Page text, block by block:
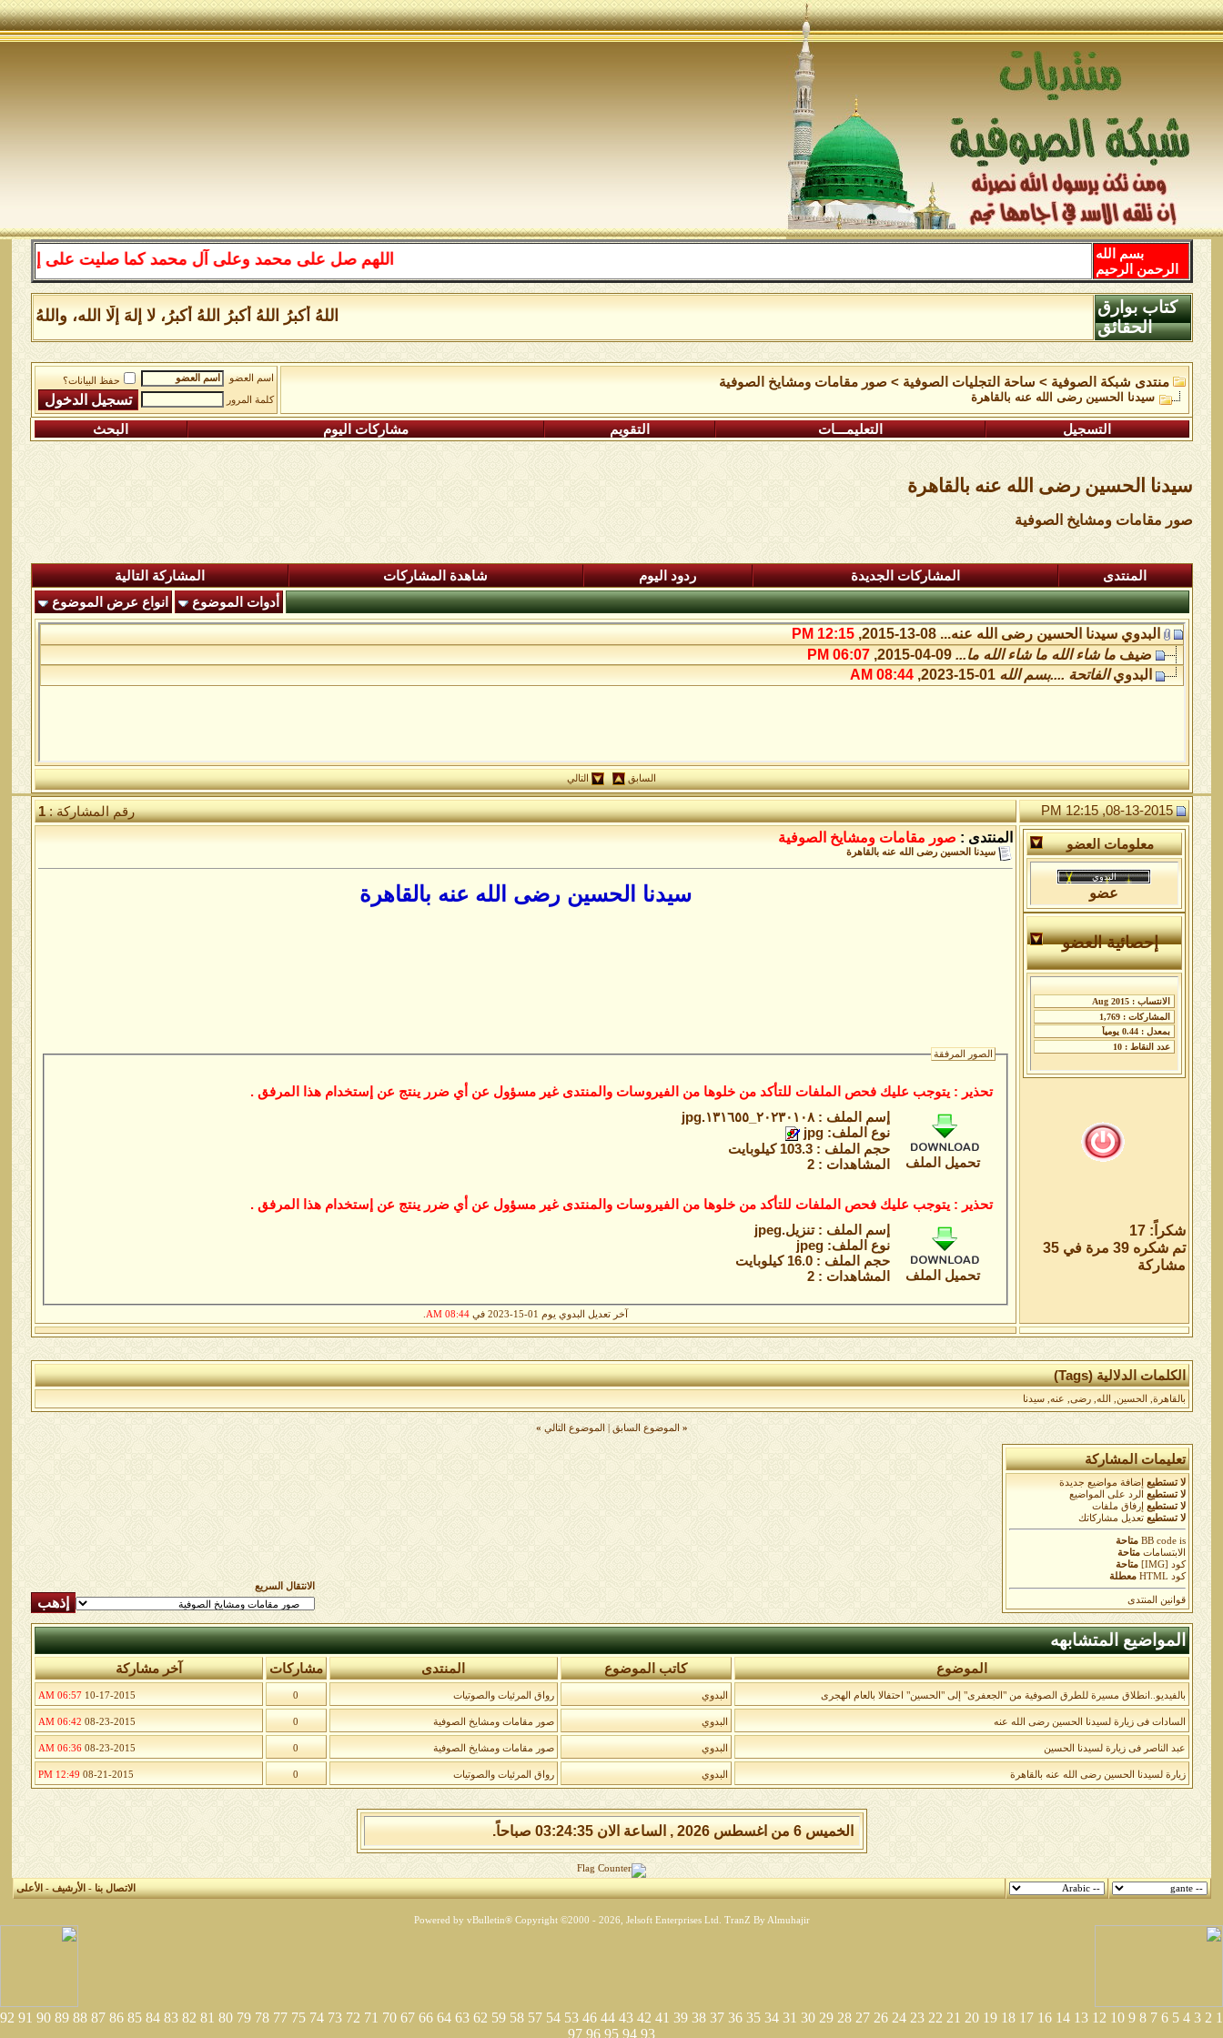
اللهم صل على محمد وعلى آل محمد كما صليت على إبراهيم
بسم الله
الرحمن الرحيم
اللهُ أكبرُ اللهُ أكبرُ اللهُ أكبرُ، لا إلهَ إلَّا الله، واللهُ
كتاب بوارق
الحقائق
منتدى شبكة الصوفية > ساحة التجليات الصوفية >صور مقامات ومشايخ الصوفية
سيدنا الحسين رضى الله عنه بالقاهرة
اسم العضو
حفظ البيانات؟
كلمة المرور
التسجيل التعليمـــات التقويم مشاركات اليوم البحث
سيدنا الحسين رضى الله عنه بالقاهرة
صور مقامات ومشايخ الصوفية
المنتدى المشاركات الجديدة ردود اليوم شاهدة المشاركات
المشاركة التالية
أدوات الموضوع
انواع عرض الموضوع
البدوي سيدنا الحسين رضى الله عنه...08-13-2015,
12:15 PM
ضيف ما شاء الله ما شاء الله ما... 09-04-2015,
06:07 PM
البدوي الفاتحة ....بسم الله 01-15-2023,
08:44 AM
السابق التالي
08-13-2015, 12:15 PM رقم المشاركة :1
معلومات العضو
عضو
إحصائية العضو
شكراً: 17
تم شكره 39 مرة في 35
مشاركة
المنتدى : صور مقامات ومشايخ الصوفية
سيدنا الحسين رضى الله عنه بالقاهرة
سيدنا الحسين رضى الله عنه بالقاهرة
الصور المرفقة
تحذير : يتوجب عليك فحص الملفات للتأكد من خلوها من الفيروسات والمنتدى غير مسؤول عن أي ضرر ينتج عن إستخدام هذا المرفق .
تحميل الملف
إسم الملف :٢٠٢٣٠١٠٨_١٣١٦٥٥.jpg‏
نوع الملف: jpg
حجم الملف : 103.3 كيلوبايت
المشاهدات : 2
تحذير : يتوجب عليك فحص الملفات للتأكد من خلوها من الفيروسات والمنتدى غير مسؤول عن أي ضرر ينتج عن إستخدام هذا المرفق .
تحميل الملف
إسم الملف :تنزيل.jpeg‏
نوع الملف: jpeg
حجم الملف : 16.0 كيلوبايت
المشاهدات : 2
آخر تعديل البدوي يوم 01-15-2023 في 08:44 AM
الكلمات الدلالية (Tags)
بالقاهرة الحسين الله ,رضى عنه ,سيدنا
« الموضوع السابق الموضوع التالي »
تعليمات المشاركة
لا تستطيع
إضافة مواضيع جديدة
لا تستطيع
الرد على المواضيع
لا تستطيع
إرفاق ملفات
لا تستطيع تعديل مشاركاتك
BB codeis
متاحة
الابتسامات متاحة
كود [IMG]
متاحة
كود HTML
معطلة
قوانين المنتدى
الانتقال السريع
المواضيع المتشابهه
الموضوع كاتب الموضوع المنتدى مشاركات آخر مشاركة
بالفيديو..انطلاق مسيرة للطرق الصوفية من "الجعفرى" إلى "الحسين" احتفالا بالعام الهجرى البدوي رواق المرئيات والصوتيات 0
10-17-2015
06:57 AM
السادات فى زيارة لسيدنا الحسين رضى الله عنه البدوي صور مقامات ومشايخ الصوفية 0
08-23-2015
06:42 AM
عبد الناصر فى زيارة لسيدنا الحسين البدوي صور مقامات ومشايخ الصوفية 0
08-23-2015
06:36 AM
زيارة لسيدنا الحسين رضى الله عنه بالقاهرة البدوي رواق المرئيات والصوتيات 0
08-21-2015
12:49 PM
الخميس 6 من اغسطس 2026 , الساعة الان 03:24:35 صباحاً.
الاتصال بنا-الأرشيف-الأعلى
Powered by vBulletin® Copyright ©2000 - 2026, Jelsoft Enterprises Ltd. TranZ By Almuhajir
1
2
3
4
5
6
7
8
9
10
12
13
14
16
17
18
19
20
21
22
23
24
26
27
28
29
30
31
34
35
36
37
38
39
41
42
43
44
46
53
54
57
58
59
62
63
64
66
67
70
71
72
73
74
75
77
78
79
80
81
82
83
84
85
86
87
88
89
90
91
92
93
94
95
96
97